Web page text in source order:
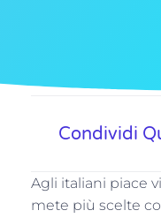
Condividi
Agli italiani piace
mete più scelte